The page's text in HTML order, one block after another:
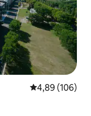
Gemiddelde
4,89 (106)